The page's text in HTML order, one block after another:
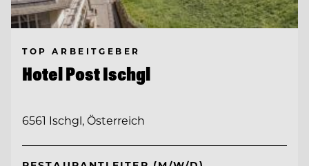
TOP ARBEITGEBER
Hotel Post Ischgl
6561 Ischgl, Österreich